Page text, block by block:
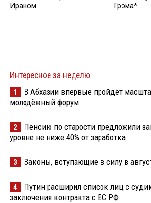
Ираном
Грэма*
Интересное за неделю
1
В Абхазии впервые пройдёт
молодёжный форум
2
Пенсию по старости предложили
уровне не ниже 40% от заработка
3 Законы, вступающие в силу в
4
Путин расширил список лиц с
заключения контракта с ВС РФ